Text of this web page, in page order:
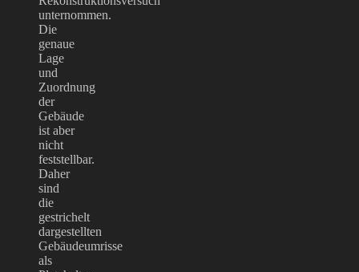
unternommen.
Die
genaue
Lage
und
Zuordnung
der
Gebäude
ist aber
nicht
feststellbar.
Daher
sind
die
gestrichelt
dargestellten
Gebäudeumrisse
als